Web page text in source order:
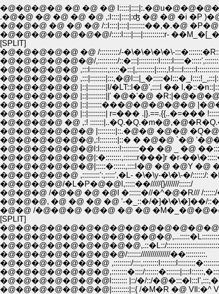
�@�@�@�@ �@ �@ �@
.�@�@ �@ �@ �@ �@ ,:l::::|::::|:ʤ �@ �@ �i �P )�@
�@�@�@ �@ �@ �@ /::l::::|::::|::::::::��,�.�@ �P�@
�@�@�@�@�@�@�@/:::::l::::|::::|:::::::::::r-
[SPLIT]
�@�@�@�@�@ �@ /::::::::::/-�\�\�\�\�\-
�@�@�@�@�@�@/,::::::::::/
�@�@�@�@�@
�@�@�@�@�@
�@�@�@�@�@ |::|:::::::::|l/�LT::l�@',::::l ��
�@�@�@�@�@ |::|:::::::::||' �@�'�@
�@�@�@�@�@ |::|:::::::���@�@�@�@�@
�@�@�@�@�@ |::|:::::::::| r=��� .|}.==.{{..�=���
�@�@�@�@ �@ ,:!
�@�@�@�@�@�@ |:::::::::|::.�@�@ �@�@
�@�@�@�@�@�@,:!:::::::::|::� � �@�@ `�@
�@�@�@�@�@�@l:l::::::::::!:::::::::�� �@ _ �@
�@�@�@�@�@�@|:�::::::::,:::::::r���]r �r-
�@�@�@�@�@�@|:::::�::::::,::::l�@ �@ �@Y �@
�@�@�@�@�@ ,:::::::::':,:::::',�L- �\�\y-�\�\-�/::::::/:
�@�@�@�@/�L�P�@�@l,:::::��/////{}///////::::::/
�@�@�@ /�@�@ �@ �@l �::::::�//�^�@�R/// /
�@�@�@, �@ �@ �@ �@ '-�_::�/�]�\�\�]��/
�@�@ /�@�@�@ �@�@ �@ �@
[SPLIT]
�@�@�@�@�@�@�@�@�@,.::�L::/
�@�@�@�@�@�@�@�@/:::::::///////////////��::::::::::.
�@�@�@�@�@�@�@ ,:::::::::/
�@�@�@�@�@�@�@,::::::::�::::/
�@�@�@�@�@�@�@l:::::::: |::/�/::/
�@�@�@�@�@�@�@|:::::::::|::{ /�M�R �@ VIl:�^ VI